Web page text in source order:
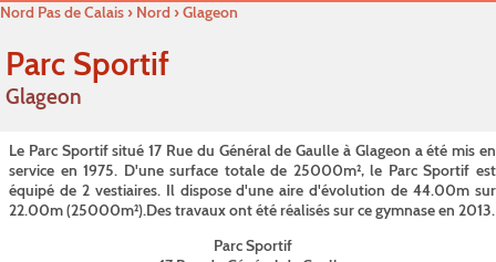
Nord Pas de Calais› Nord ›Glageon
Parc Sportif
Glageon
Le Parc Sportif situé 17 Rue du Général de Gaulle à Glageon a été mis en
service en 1975. D'une surface totale de 25000m², le Parc Sportif est
équipé de 2 vestiaires. Il dispose d'une aire d'évolution de 44.00m sur
22.00m (25000m²).Des travaux ont été réalisés sur ce gymnase en 2013.
Parc Sportif